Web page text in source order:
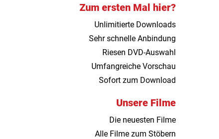
Zum ersten Mal hier?
Unlimitierte Downloads
Sehr schnelle Anbindung
Riesen DVD-Auswahl
Umfangreiche Vorschau
Sofort zum Download
Unsere Filme
Die neuesten Filme
Alle Filme zum Stöbern